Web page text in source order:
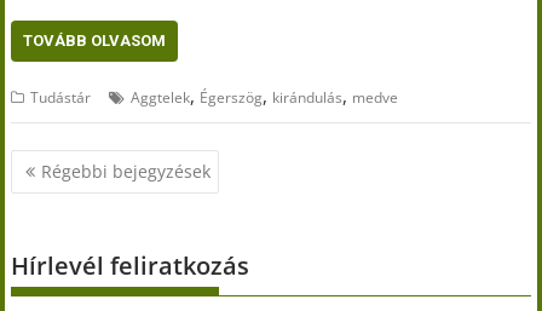
TOVÁBB OLVASOM
Tudástár Aggtelek, Égerszög, kirándulás, medve
Bejegyzés
navigáció
Régebbi bejegyzések
Hírlevél feliratkozás